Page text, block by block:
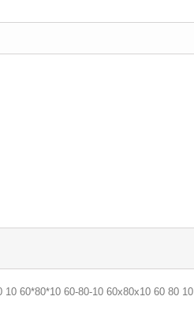
60*80*10 60-80-10 60х80х10 60 80 10